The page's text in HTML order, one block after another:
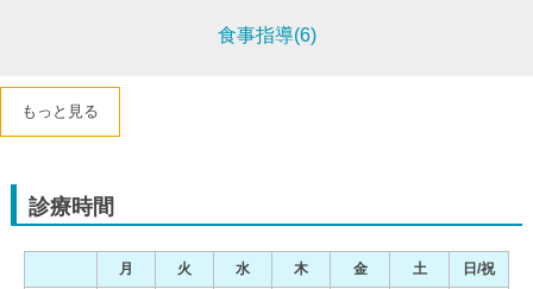
食事指導(6)
もっと見る
診療時間
月 火 水 木 金 土
日/祝